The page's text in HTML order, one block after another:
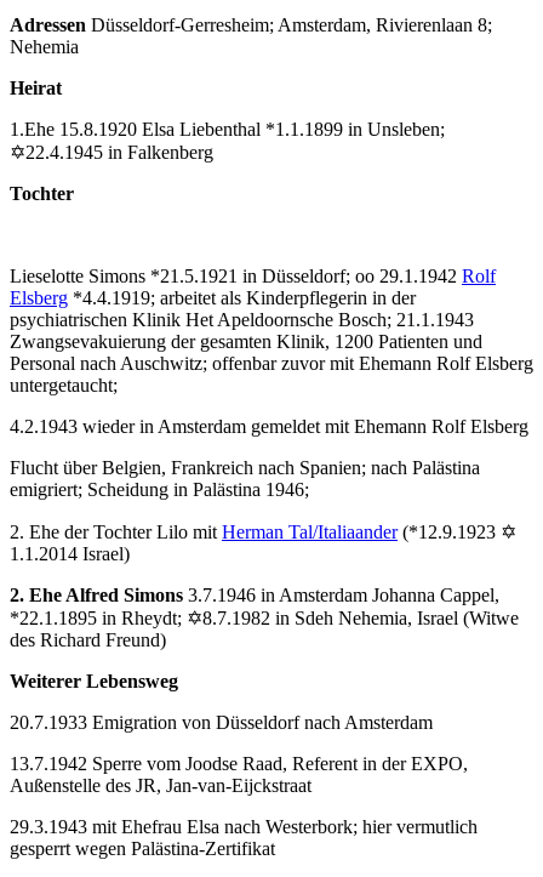
Adressen Düsseldorf-Gerresheim; Amsterdam, Rivierenlaan 8;
Nehemia
Heirat
1.Ehe 15.8.1920 Elsa Liebenthal *1.1.1899 in Unsleben;
✡22.4.1945 in Falkenberg
Tochter
Lieselotte Simons *21.5.1921 in Düsseldorf; oo 29.1.1942 Rolf
Elsberg *4.4.1919; arbeitet als Kinderpflegerin in der
psychiatrischen Klinik Het Apeldoornsche Bosch; 21.1.1943
Zwangsevakuierung der gesamten Klinik, 1200 Patienten und
Personal nach Auschwitz; offenbar zuvor mit Ehemann Rolf Elsberg
untergetaucht;
4.2.1943 wieder in Amsterdam gemeldet mit Ehemann Rolf Elsberg
Flucht über Belgien, Frankreich nach Spanien; nach Palästina
emigriert; Scheidung in Palästina 1946;
2. Ehe der Tochter Lilo mit Herman Tal/Italiaander(*12.9.1923 ✡
1.1.2014 Israel)
2. Ehe Alfred Simons 3.7.1946 in Amsterdam Johanna Cappel,
*22.1.1895 in Rheydt; ✡8.7.1982 in Sdeh Nehemia, Israel (Witwe
des Richard Freund)
Weiterer Lebensweg
20.7.1933 Emigration von Düsseldorf nach Amsterdam
13.7.1942 Sperre vom Joodse Raad, Referent in der EXPO,
Außenstelle des JR, Jan-van-Eijckstraat
29.3.1943 mit Ehefrau Elsa nach Westerbork; hier vermutlich
gesperrt wegen Palästina-Zertifikat